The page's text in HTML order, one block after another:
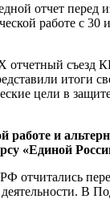
отчет перед
работе с
отчетный съезд
итоги
цели в
работе и
«Единой
отчитались
В